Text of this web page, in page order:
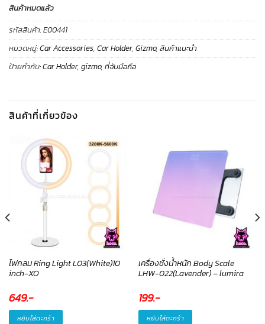
สินค้าหมดแล้ว
รหัสสินค้า:E00441
หมวดหมู่:Car Accessories, Car Holder, Gizmo, สินค้าแนะนำ
ป้ายกำกับ:Car Holder, gizmo, ที่จับมือถือ
สินค้าที่เกี่ยวข้อง
ไฟกลม Ring Light L03(White)10
inch-XO
649.-
หยิบใส่ตะกร้า
เครื่องชั่งน้ำหนัก Body Scale
LHW-022(Lavender) – lumira
199.-
หยิบใส่ตะกร้า